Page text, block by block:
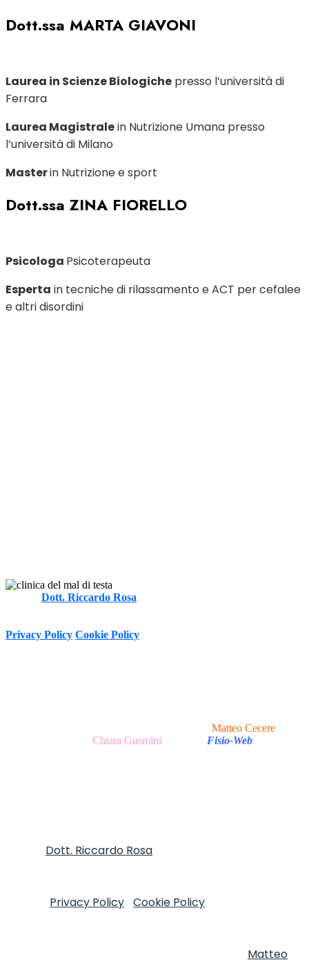
Dott.ssa MARTA GIAVONI
Laurea in Scienze Biologiche presso l’università di
Ferrara
Laurea Magistralein Nutrizione Umana presso
l’università di Milano
Masterin Nutrizione e sport
Dott.ssa ZINA FIORELLO
Psicologa Psicoterapeuta
Esperta in tecniche di rilassamento e ACT per cefalee
e altri disordini
Dott. Riccardo Rosa
Privacy Policy Cookie Policy
Matteo Cecere
Chiara Gusmini Fisio-Web
Dott. Riccardo Rosa
Privacy Policy Cookie Policy
Matteo